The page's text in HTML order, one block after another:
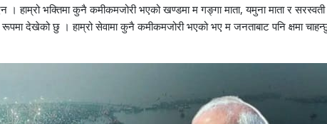
हाम्रो भक्तिमा कुनै कमीकमजोरी भएको खण्डमा म गङ्गा माता, यमुना माता र सरस्वती
रूपमा देखेको छु । हाम्रो सेवामा कुनै कमीकमजोरी भएको भए म जनताबाट पनि क्षमा